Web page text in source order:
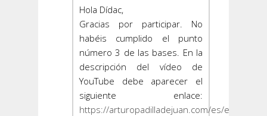
Hola Dídac,
Gracias por participar. No
habéis cumplido el punto
número 3 de las bases. En la
descripción del vídeo de
YouTube debe aparecer el
siguiente enlace:
https://arturopadilladejuan.com/es/el-